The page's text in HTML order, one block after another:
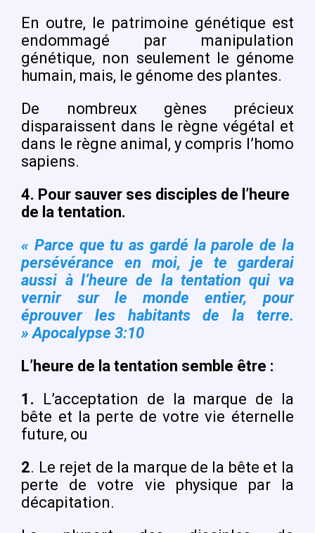
En outre, le patrimoine génétique est
endommagé par manipulation
génétique, non seulement le génome
humain, mais, le génome des plantes.
De nombreux gènes précieux
disparaissent dans le règne végétal et
dans le règne animal, y compris l’homo
sapiens.
4. Pour sauver ses disciples de l’heure
de la tentation.
« Parce que tu as gardé la parole de la
persévérance en moi, je te garderai
aussi à l’heure de la tentation qui va
vernir sur le monde entier, pour
éprouver les habitants de la terre.
» Apocalypse 3:10
L’heure de la tentation semble être :
1. L’acceptation de la marque de la
bête et la perte de votre vie éternelle
future, ou
2. Le rejet de la marque de la bête et la
perte de votre vie physique par la
décapitation.